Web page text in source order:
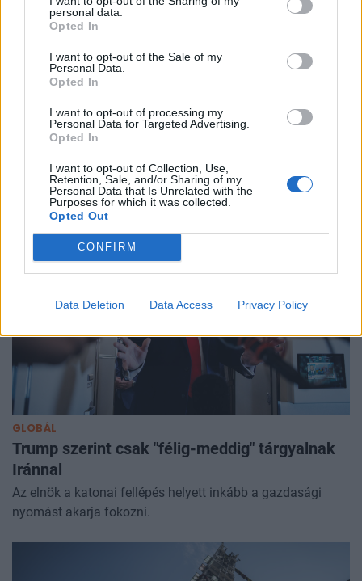
personal data.
Opted In
I want to opt-out of the Sale of my
Personal Data.
Opted In
I want to opt-out of processing my
Personal Data for Targeted Advertising.
Opted In
I want to opt-out of Collection, Use,
Retention, Sale, and/or Sharing of my
Personal Data that Is Unrelated with the
Purposes for which it was collected.
Opted Out
CONFIRM
Data Deletion Data Access Privacy Policy
GAZDASÁG
Orbán Viktor elhagyhatja a magyar politikát –
Már két nemzetközi csúcspozíció is képben
Új fejezet jöhet Panyi Szabolcs szerint.
GLOBÁL
Trump szerint csak "félig-meddig" tárgyalnak
Iránnal
Az elnök a katonai fellépés helyett inkább a gazdasági
nyomást akarja fokozni.